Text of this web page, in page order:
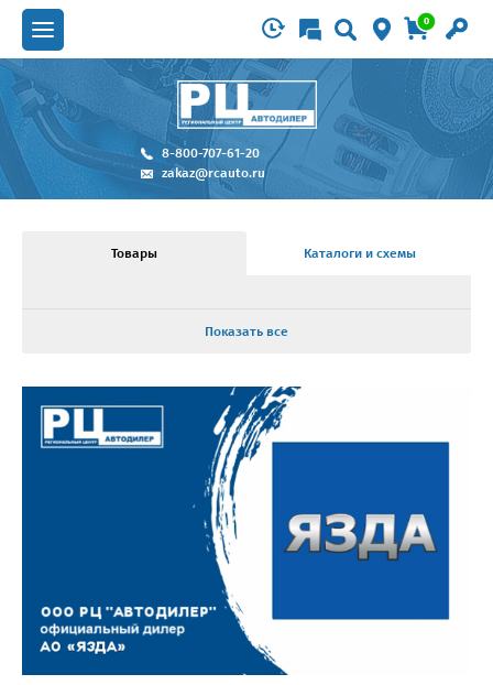
0
8-800-707-61-20
zakaz@rcauto.ru
Товары Каталоги и схемы
Показать все